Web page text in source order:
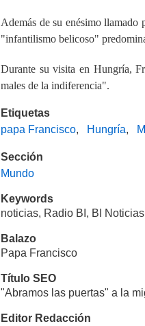
Además de su enésimo
"infantilismo belicoso"
Durante su visita en Hungría,
males de la indiferencia".
Etiquetas
papa Francisco
Hungría
Sección
Mundo
Keywords
noticias, Radio BI, BI
Balazo
Papa Francisco
Título SEO
"Abramos las puertas" a la
Editor Redacción